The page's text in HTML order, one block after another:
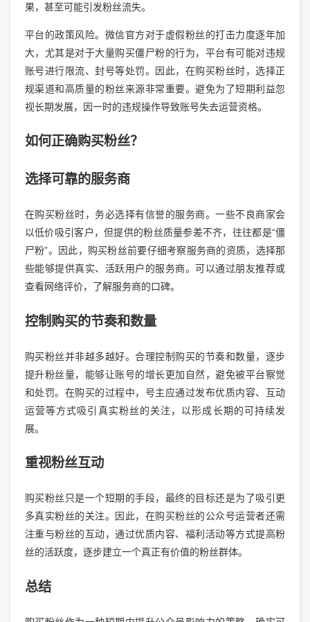
果，甚至可能引发粉丝流失。
平台的政策风险。微信官方对于虚假粉丝的打击力度逐年加
大，尤其是对于大量购买僵尸粉的行为，平台有可能对违规
账号进行限流、封号等处罚。因此，在购买粉丝时，选择正
规渠道和高质量的粉丝来源非常重要。避免为了短期利益忽
视长期发展，因一时的违规操作导致账号失去运营资格。
如何正确购买粉丝？
选择可靠的服务商
在购买粉丝时，务必选择有信誉的服务商。一些不良商家会
以低价吸引客户，但提供的粉丝质量参差不齐，往往都是“僵
尸粉”。因此，购买粉丝前要仔细考察服务商的资质，选择那
些能够提供真实、活跃用户的服务商。可以通过朋友推荐或
查看网络评价，了解服务商的口碑。
控制购买的节奏和数量
购买粉丝并非越多越好。合理控制购买的节奏和数量，逐步
提升粉丝量，能够让账号的增长更加自然，避免被平台察觉
和处罚。在购买的过程中，号主应通过发布优质内容、互动
运营等方式吸引真实粉丝的关注，以形成长期的可持续发
展。
重视粉丝互动
购买粉丝只是一个短期的手段，最终的目标还是为了吸引更
多真实粉丝的关注。因此，在购买粉丝的公众号运营者还需
注重与粉丝的互动，通过优质内容、福利活动等方式提高粉
丝的活跃度，逐步建立一个真正有价值的粉丝群体。
总结